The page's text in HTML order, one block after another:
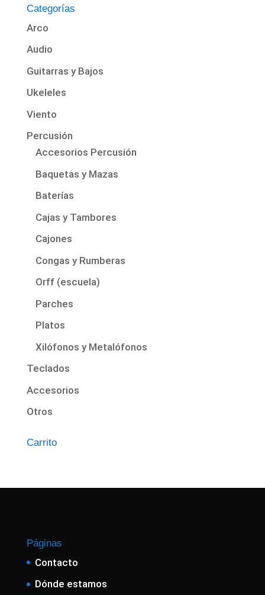
Categorías
Arco
Audio
Guitarras y Bajos
Ukeleles
Viento
Percusión
Accesorios Percusión
Baquetas y Mazas
Baterías
Cajas y Tambores
Cajones
Congas y Rumberas
Orff (escuela)
Parches
Platos
Xilófonos y Metalófonos
Teclados
Accesorios
Otros
Carrito
Páginas
Contacto
Dónde estamos